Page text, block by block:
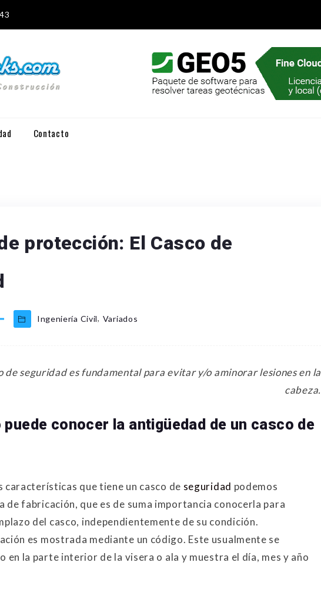
Contacto
protección: El Casco de
Ingeniería Civil, Variados
de seguridad es fundamental para evitar y/o aminorar lesiones en la
cabeza.
puede conocer la antigüedad de un casco de
características que tiene un casco de seguridad podemos
de fabricación, que es de suma importancia conocerla para
del casco, independientemente de su condición.
es mostrada mediante un código. Este usualmente se
en la parte interior de la visera o ala y muestra el día, mes y año